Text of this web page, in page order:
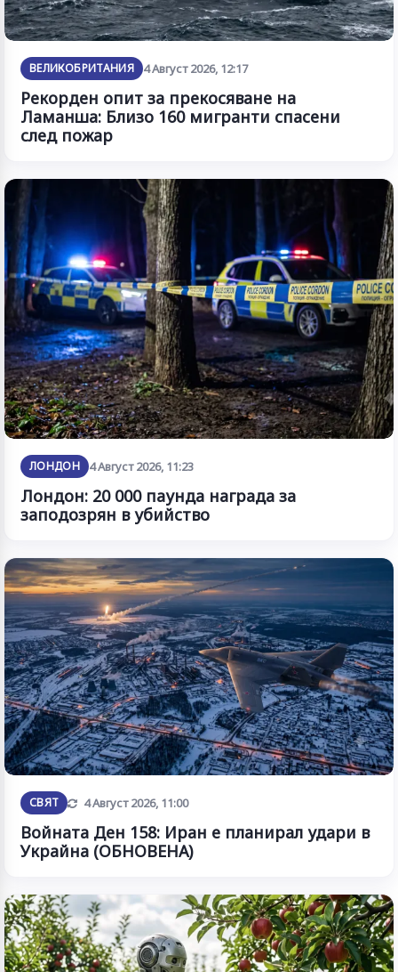
ВЕЛИКОБРИТАНИЯ 4 Август 2026, 12:17
Рекорден опит за прекосяване на
Ламанша: Близо 160 мигранти спасени
след пожар
ЛОНДОН 4 Август 2026, 11:23
Лондон: 20 000 паунда награда за
заподозрян в убийство
СВЯТ Обновена
4 Август 2026, 11:00
Войната Ден 158: Иран е планирал удари в
Украйна (ОБНОВЕНА)